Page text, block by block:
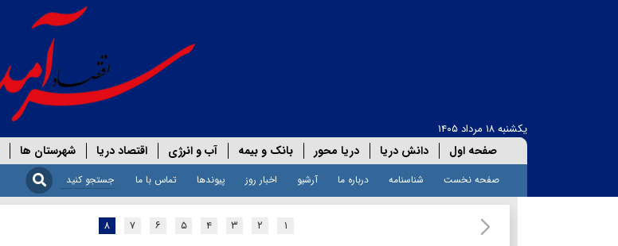
یکشنبه ۱۸ مرداد ۱۴۰۵
صفحه اول دانش دریا دریا محور بانک و بیمه آب و انرژی اقتصاد دریا شهرستان ها
صفحه نخست شناسنامه درباره ما آرشیو اخبار روز پیوندها تماس با ما
۱ ۲ ۳ ۴ ۵ ۶ ۷ ۸